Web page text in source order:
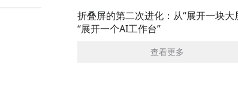
折叠屏的第二次进化：从“展开一块大
“展开一个AI工作台”
查看更多